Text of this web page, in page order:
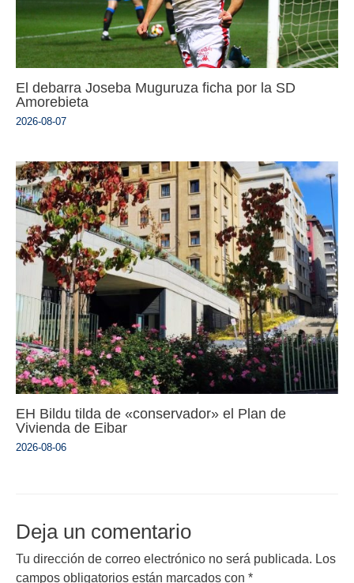
El debarra Joseba Muguruza ficha por la SD
Amorebieta
2026-08-07
EH Bildu tilda de «conservador» el Plan de
Vivienda de Eibar
2026-08-06
Deja un comentario
Tu dirección de correo electrónico no será publicada. Los
campos obligatorios están marcados con *